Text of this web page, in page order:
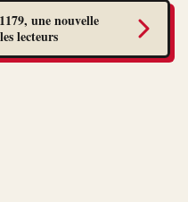
une nouvelle
lecteurs